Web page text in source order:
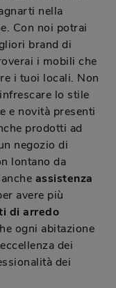
nella
Con noi potrai
brand di
i mobili che
i tuoi locali. Non
lo stile
e novità presenti
prodotti ad
negozio di
lontano da
assistenza
avere più
di arredo
ogni abitazione
dei
dei